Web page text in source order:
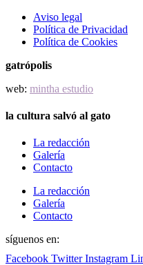
Aviso legal
Política de Privacidad
Política de Cookies
gatrópolis
web: mintha estudio
la cultura salvó al gato
La redacción
Galería
Contacto
La redacción
Galería
Contacto
síguenos en:
Facebook Twitter Instagram